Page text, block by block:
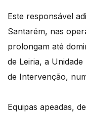
Este responsável
Santarém, nas
prolongam até
de Leiria, a
de Intervenção,
Equipas apeadas,